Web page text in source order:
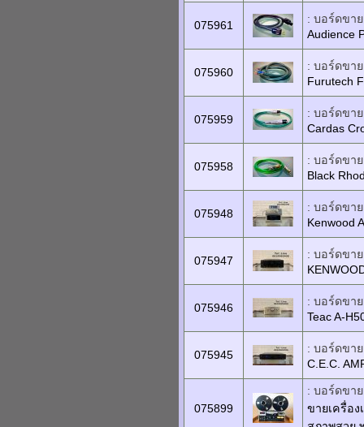
075961
: บอร์ดขาย
Audience
075960
: บอร์ดขาย
Furutech
075959
: บอร์ดขาย
Cardas
075958
: บอร์ดขาย
Black
075948
: บอร์ดขาย
Kenwood
075947
: บอร์ดขาย
075946
: บอร์ดขาย
Teac A-
075945
: บอร์ดขาย
C.E.C.
075899
: บอร์ดขาย
ขายเครื่อง